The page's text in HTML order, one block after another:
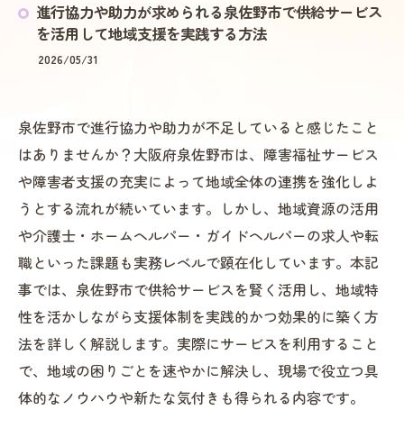
進行協力や助力が求められる泉佐野市で供給サービス
を活用して地域支援を実践する方法
2026/05/31
泉佐野市で進行協力や助力が不足していると感じたこと
はありませんか？大阪府泉佐野市は、障害福祉サービス
や障害者支援の充実によって地域全体の連携を強化しよ
うとする流れが続いています。しかし、地域資源の活用
や介護士・ホームヘルパー・ガイドヘルパーの求人や転
職といった課題も実務レベルで顕在化しています。本記
事では、泉佐野市で供給サービスを賢く活用し、地域特
性を活かしながら支援体制を実践的かつ効果的に築く方
法を詳しく解説します。実際にサービスを利用すること
で、地域の困りごとを速やかに解決し、現場で役立つ具
体的なノウハウや新たな気付きも得られる内容です。